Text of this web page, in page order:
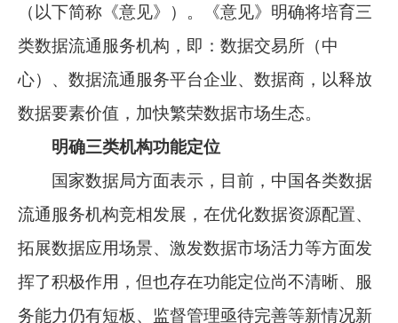
（以下简称《意见》）。《意见》明确将培育三
类数据流通服务机构，即：数据交易所（中
心）、数据流通服务平台企业、数据商，以释放
数据要素价值，加快繁荣数据市场生态。
明确三类机构功能定位
国家数据局方面表示，目前，中国各类数据
流通服务机构竞相发展，在优化数据资源配置、
拓展数据应用场景、激发数据市场活力等方面发
挥了积极作用，但也存在功能定位尚不清晰、服
务能力仍有短板、监督管理亟待完善等新情况新